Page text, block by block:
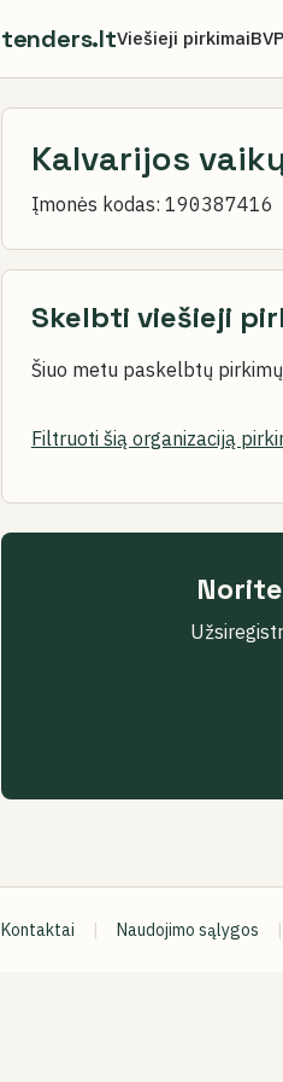
tenders.ltViešieji pirkimai
Kalvarijos
Įmonės kodas: 190387416
Skelbti viešieji
Šiuo metu paskelbtų
Filtruoti šią organizaciją
Kontaktai | Naudojimo sąlygos |